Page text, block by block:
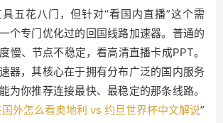
五花八门，但针对“看国内直播”这个需
个专门优化过的回国线路加速器。普通的
慢、节点不稳定，看高清直播卡成PPT。
器，其核心在于拥有分布广泛的国内服务
为你推荐连接最快、最稳定的那条线路。
外怎么看奥地利 vs 约旦世界杯中文解说”